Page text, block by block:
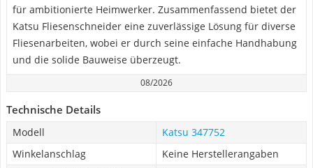
für ambitionierte Heimwerker. Zusammenfassend bietet der
Katsu Fliesenschneider eine zuverlässige Lösung für diverse
Fliesenarbeiten, wobei er durch seine einfache Handhabung
und die solide Bauweise überzeugt.
08/2026
Technische Details
Modell
Katsu 347752
Winkelanschlag
Keine Herstellerangaben